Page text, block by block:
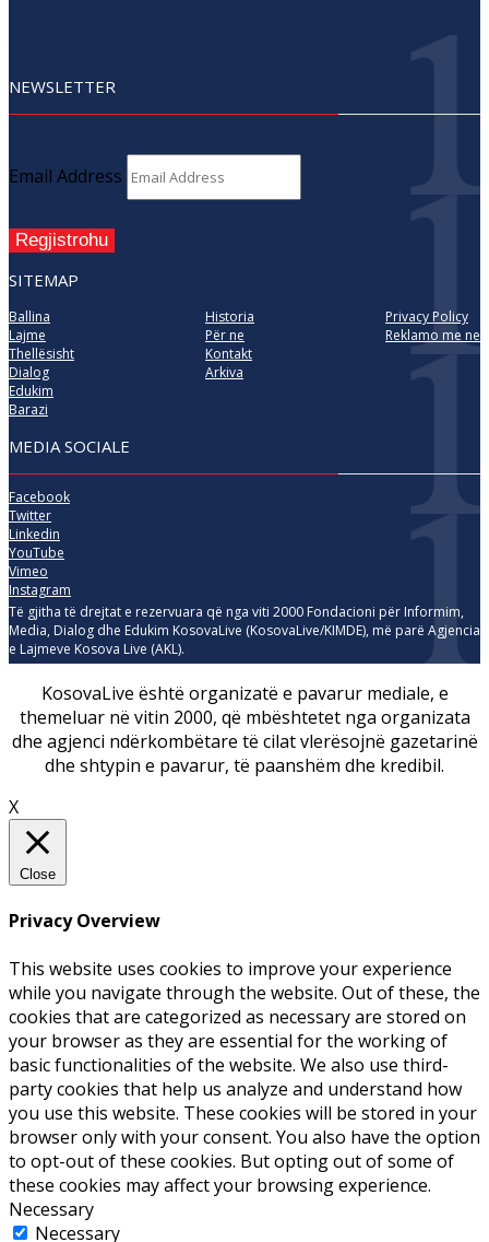
NEWSLETTER
Email Address
Regjistrohu
SITEMAP
Ballina
Lajme
Thellësisht
Dialog
Edukim
Barazi
Historia
Për ne
Kontakt
Arkiva
Privacy Policy
Reklamo me ne
MEDIA SOCIALE
Facebook
Twitter
Linkedin
YouTube
Vimeo
Instagram
Të gjitha të drejtat e rezervuara që nga viti 2000 Fondacioni për Informim,
Media, Dialog dhe Edukim KosovaLive (KosovaLive/KIMDE), më parë Agjencia
e Lajmeve Kosova Live (AKL).
KosovaLive është organizatë e pavarur mediale, e
themeluar në vitin 2000, që mbështetet nga organizata
dhe agjenci ndërkombëtare të cilat vlerësojnë gazetarinë
dhe shtypin e pavarur, të paanshëm dhe kredibil.
X
Close
Privacy Overview
This website uses cookies to improve your experience
while you navigate through the website. Out of these, the
cookies that are categorized as necessary are stored on
your browser as they are essential for the working of
basic functionalities of the website. We also use third-
party cookies that help us analyze and understand how
you use this website. These cookies will be stored in your
browser only with your consent. You also have the option
to opt-out of these cookies. But opting out of some of
these cookies may affect your browsing experience.
Necessary
Necessary